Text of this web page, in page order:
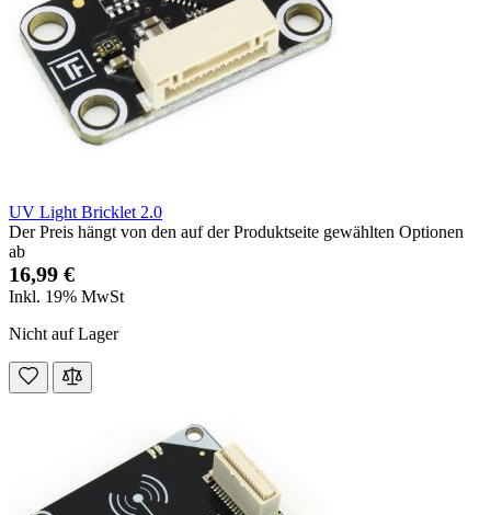
UV Light Bricklet 2.0
Der Preis hängt von den auf der Produktseite gewählten Optionen
ab
16,99 €
Inkl. 19% MwSt
Nicht auf Lager